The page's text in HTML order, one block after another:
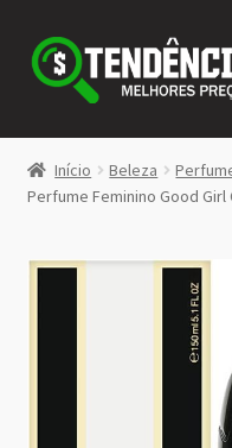
Pular
para
navegação
Pular
para
conteúdo
LOJA
<>
Início Beleza
Perfume Feminino Good Girl